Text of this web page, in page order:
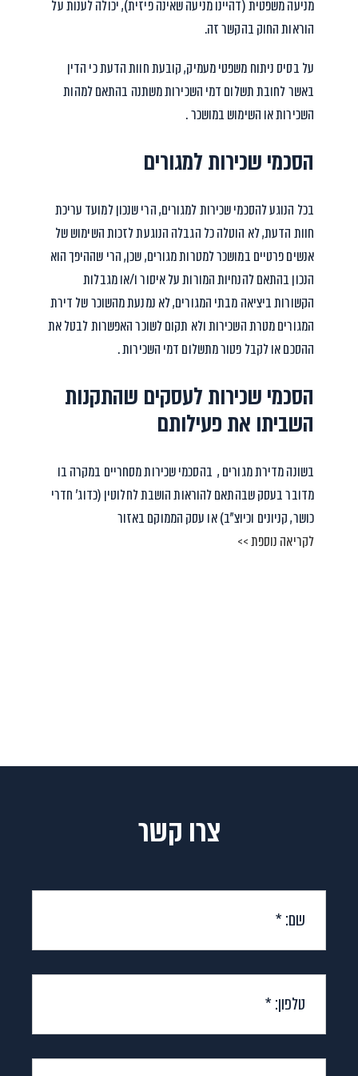
מניעה משפטית (דהיינו מניעה שאינה פיזית), יכולה לענות על
הוראות החוק בהקשר זה.
על בסיס ניתוח משפטי מעמיק, קובעת חוות הדעת כי הדין
באשר לחובת תשלום דמי השכירות משתנה בהתאם למהות
השכירות או השימוש במושכר .
הסכמי שכירות למגורים
בכל הנוגע להסכמי שכירות למגורים, הרי שנכון למועד עריכת
חוות הדעת, לא הוטלה כל הגבלה הנוגעת לזכות השימוש של
אנשים פרטיים במושכר למטרות מגורים, שכן, הרי שההיפך הוא
הנכון בהתאם להנחיות המורות על איסור ו/או מגבלות
הקשורות ביציאה מבתי המגורים, לא נמנעת מהשוכר של דירת
המגורים מטרת השכירות ולא תקום לשוכר האפשרות לבטל את
ההסכם או לקבל פטור מתשלום דמי השכירות .
הסכמי שכירות לעסקים שהתקנות
השביתו את פעילותם
בשונה מדירת מגורים , בהסכמי שכירות מסחריים במקרה בו
מדובר בעסק שבהתאם להוראות הושבת לחלוטין (כדוג’ חדרי
כושר, קניונים וכיוצ”ב) או עסק הממוקם באזור
לקריאה נוספת >>
צרו קשר